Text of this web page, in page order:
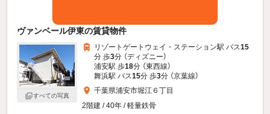
ヴァンベール伊東の賃貸物件
すべての写真
リゾートゲートウェイ・ステーション駅 バス15
分 歩3分 （ディズニー）
浦安駅 歩18分 （東西線）
舞浜駅 バス15分 歩3分 （京葉線）
千葉県浦安市堀江６丁目
2階建 / 40年 / 軽量鉄骨